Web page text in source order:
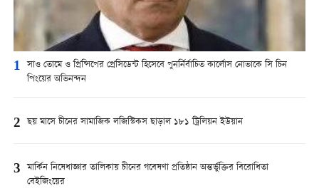
1 সাও তোমে ও প্রিন্সিপের প্রেসিডেন্ট হিসেবে পুনর্নির্বাচিত কার্লোস নোভাকে সি চিন
পিংয়ের অভিনন্দন
2 ছয় মাসে চীনের সামাজিক লজিস্টিকস ছাড়াল ১৮১ ট্রিলিয়ন ইউয়ান
3 মার্কিন নিষেধাজ্ঞার তালিকায় চীনের গবেষণা প্রতিষ্ঠান অন্তর্ভুক্তির বিরোধিতা
বেইজিংয়ের